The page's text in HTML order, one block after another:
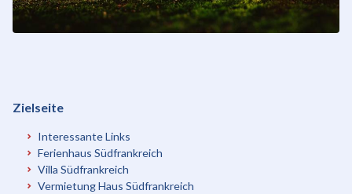
Zielseite
Interessante Links
Ferienhaus Südfrankreich
Villa Südfrankreich
Vermietung Haus Südfrankreich